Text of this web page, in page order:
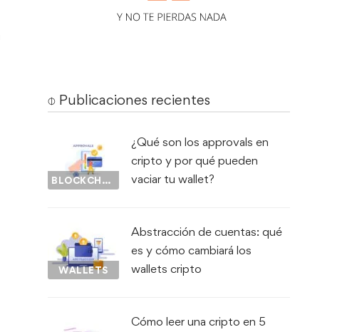
⌽ Publicaciones recientes
BLOCKCHAIN
¿Qué son los approvals en
cripto y por qué pueden
vaciar tu wallet?
WALLETS
Abstracción de cuentas: qué
es y cómo cambiará los
wallets cripto
Cómo leer una cripto en 5